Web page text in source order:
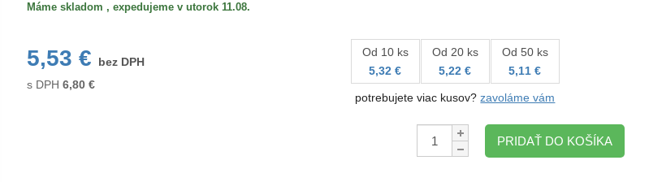
Máme skladom , expedujeme v utorok 11.08.
5,53 €
bez DPH
s DPH 6,80€
Od 10 ks
5,32 €
Od 20 ks
5,22 €
Od 50 ks
5,11 €
potrebujete viac kusov?zavoláme vám
Množstvo:
PRIDAŤ DO KOŠÍKA